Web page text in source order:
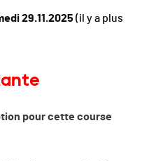
29.11.2025 (il y a plus
pour cette course